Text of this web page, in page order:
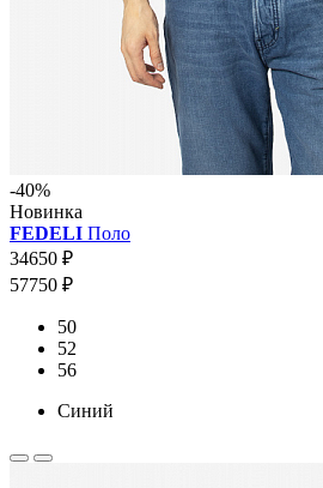
-40%
Новинка
FEDELI Поло
34650 ₽
57750 ₽
50
52
56
Синий